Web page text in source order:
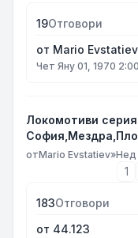
19Отговори
от Mario Evstatiev
Чет Яну 01, 1970
Локомотиви
отMario Evstatiev»Нед
1
183Отговори
от 44.123